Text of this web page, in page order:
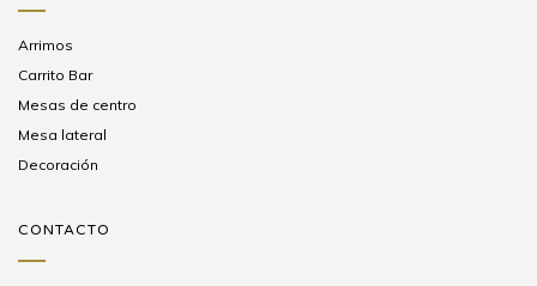
Arrimos
Carrito Bar
Mesas de centro
Mesa lateral
Decoración
CONTACTO